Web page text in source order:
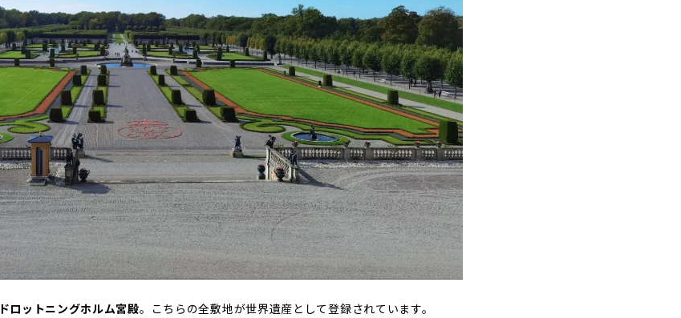
ドロットニングホルム宮殿。こちらの全敷地が世界遺産として登録されています。